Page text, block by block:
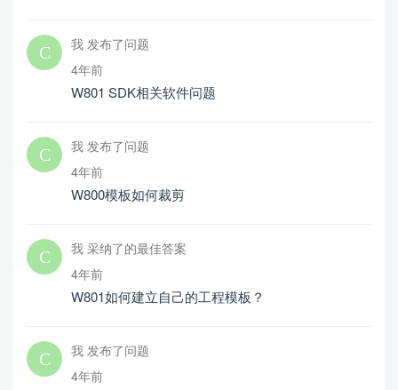
我 发布了问题
4年前
W801 SDK相关软件问题
我 发布了问题
4年前
W800模板如何裁剪
我 采纳了的最佳答案
4年前
W801如何建立自己的工程模板？
我 发布了问题
4年前